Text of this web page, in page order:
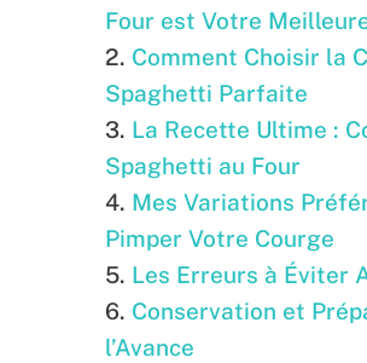
Four est Votre
Comment Choisir la
Spaghetti Parfaite
La Recette Ultime :
Spaghetti au Four
Mes Variations
Pimper Votre Courge
Les Erreurs à Éviter
Conservation et
l’Avance